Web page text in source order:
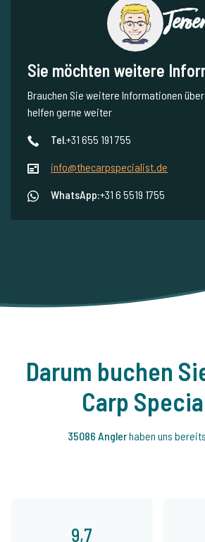
Sie möchten weitere
Brauchen Sie weitere Informationen
helfen gerne weiter
Tel.+31 655 191 755
info@thecarpspecialist.de
WhatsApp:+31 6 5519 1755
Darum buchen
Carp
35086 Anglerhaben uns
9,7